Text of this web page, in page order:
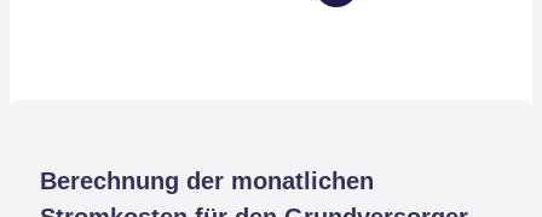
Berechnung der monatlichen